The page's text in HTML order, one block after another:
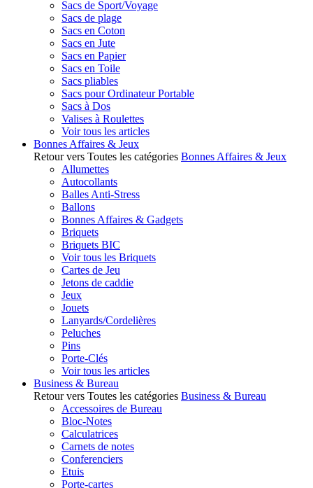
Sacs de Sport/Voyage
Sacs de plage
Sacs en Coton
Sacs en Jute
Sacs en Papier
Sacs en Toile
Sacs pliables
Sacs pour Ordinateur Portable
Sacs à Dos
Valises à Roulettes
Voir tous les articles
Bonnes Affaires & Jeux
Retour vers Toutes les catégories Bonnes Affaires & Jeux
Allumettes
Autocollants
Balles Anti-Stress
Ballons
Bonnes Affaires & Gadgets
Briquets
Briquets BIC
Voir tous les Briquets
Cartes de Jeu
Jetons de caddie
Jeux
Jouets
Lanyards/Cordelières
Peluches
Pins
Porte-Clés
Voir tous les articles
Business & Bureau
Retour vers Toutes les catégories Business & Bureau
Accessoires de Bureau
Bloc-Notes
Calculatrices
Carnets de notes
Conferenciers
Etuis
Porte-cartes